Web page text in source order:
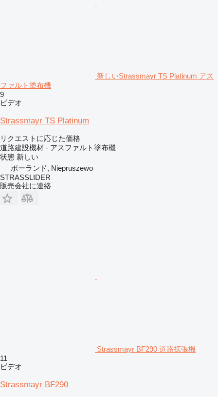
新しいStrassmayr TS Platinum アス
ファルト塗布機
9
ビデオ
Strassmayr TS Platinum
リクエストに応じた価格
道路建設機材 - アスファルト塗布機
状態 新しい
ポーランド, Niepruszewo
STRASSLIDER
販売会社に連絡
Strassmayr BF290 道路拡張機
11
ビデオ
Strassmayr BF290